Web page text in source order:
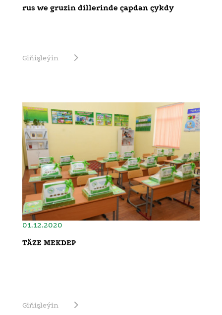
rus we gruzin dillerinde çapdan çykdy
Giňişleýin
01.12.2020
TÄZE MEKDEP
Giňişleýin